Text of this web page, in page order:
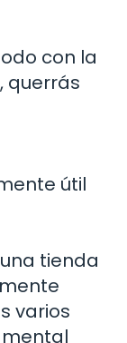
con la
querrás
útil
tienda
varios